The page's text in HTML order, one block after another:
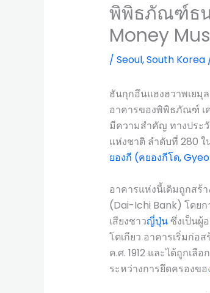
พิพิธภัณฑ์ธน
Money
/ Seoul,South Korea
ฮันกุกอึนแฮงฮวาพเยมุ
อาคารของพิพิธภัณฑ์ เ
มีความสำคัญ ทางประ
แห่งชาติ ลำดับที่ 280 ใ
ยองกี (คยองกีโด,
อาคารแห่งนี้เดิมถูกสร้
(Dai-Ichi Bank) โดย
เสียงชาวญี่ปุ่นซึ่งเป็นผู้
โตเกียว อาคารเริ่มก่อ
ค.ศ. 1912 และได้ถูกเ
ระหว่างการยึดครองขอ